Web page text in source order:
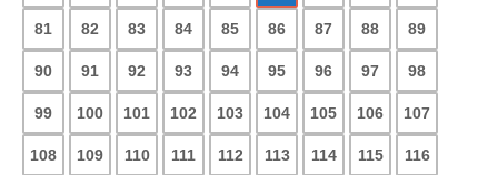
81 82 83 84 85 86 87 88 89
90 91 92 93 94 95 96 97 98
99 100 101 102 103 104 105 106 107
108 109 110 111 112 113 114 115 116